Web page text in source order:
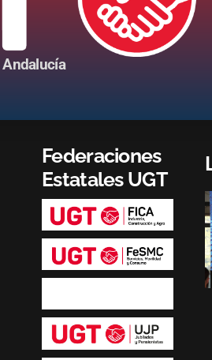
Andalucía
Federaciones
Estatales UGT